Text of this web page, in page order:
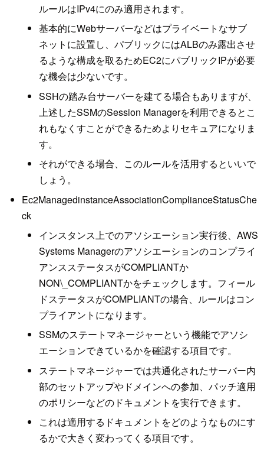
ルールはIPv4にのみ適用されます。
基本的にWebサーバーなどはプライベートなサブ
ネットに設置し、パブリックにはALBのみ露出させ
るような構成を取るためEC2にパブリックIPが必要
な機会は少ないです。
SSHの踏み台サーバーを建てる場合もありますが、
上述したSSMのSession Managerを利用できるとこ
れもなくすことができるためよりセキュアになりま
す。
それができる場合、このルールを活用するといいで
しょう。
Ec2ManagedinstanceAssociationComplianceStatusChe
ck
インスタンス上でのアソシエーション実行後、AWS
Systems Managerのアソシエーションのコンプライ
アンスステータスがCOMPLIANTか
NON\_COMPLIANTかをチェックします。フィール
ドステータスがCOMPLIANTの場合、ルールはコン
プライアントになります。
SSMのステートマネージャーという機能でアソシ
エーションできているかを確認する項目です。
ステートマネージャーでは共通化されたサーバー内
部のセットアップやドメインへの参加、パッチ適用
のポリシーなどのドキュメントを実行できます。
これは適用するドキュメントをどのようなものにす
るかで大きく変わってくる項目です。